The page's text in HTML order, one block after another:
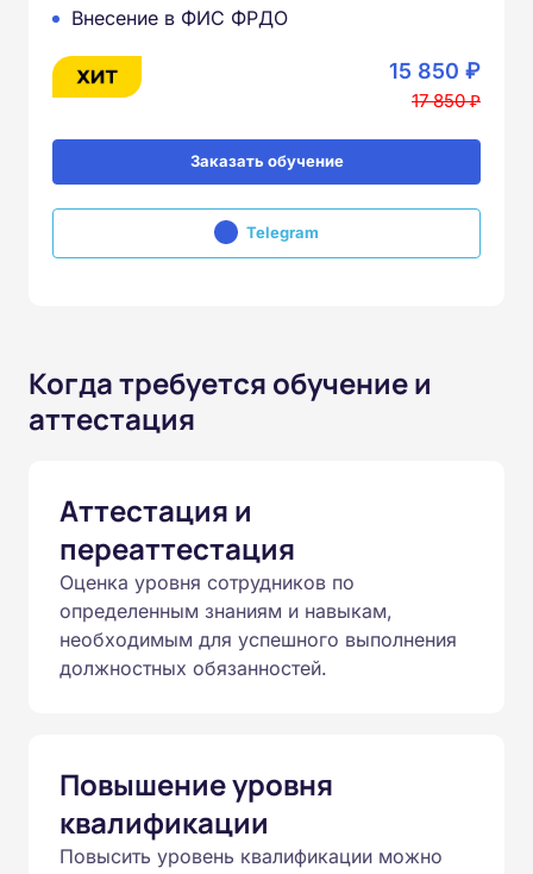
Внесение в ФИС ФРДО
15 850 ₽
17 850 ₽
Заказать обучение
Telegram
Когда требуется обучение и
аттестация
Аттестация и
переаттестация
Оценка уровня сотрудников по
определенным знаниям и навыкам,
необходимым для успешного выполнения
должностных обязанностей.
Повышение уровня
квалификации
Повысить уровень квалификации можно